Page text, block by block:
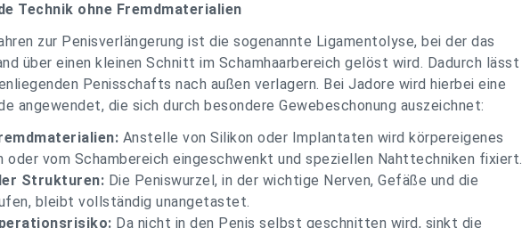
Technik ohne Fremdmaterialien
zur Penisverlängerung ist die sogenannte Ligamentolyse, bei der das
über einen kleinen Schnitt im Schamhaarbereich gelöst wird. Dadurch lässt
Penisschafts nach außen verlagern. Bei Jadore wird hierbei eine
angewendet, die sich durch besondere Gewebeschonung auszeichnet:
Anstelle von Silikon oder Implantaten wird körpereigenes
oder vom Schambereich eingeschwenkt und speziellen Nahttechniken fixiert.
Strukturen: Die Peniswurzel, in der wichtige Nerven, Gefäße und die
bleibt vollständig unangetastet.
Da nicht in den Penis selbst geschnitten wird, sinkt die